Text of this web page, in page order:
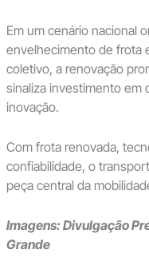
Em um cenário nacional
envelhecimento de frota
coletivo, a renovação
sinaliza investimento em
inovação.
Com frota renovada,
confiabilidade, o
peça central da
Imagens: Divulgação
Grande